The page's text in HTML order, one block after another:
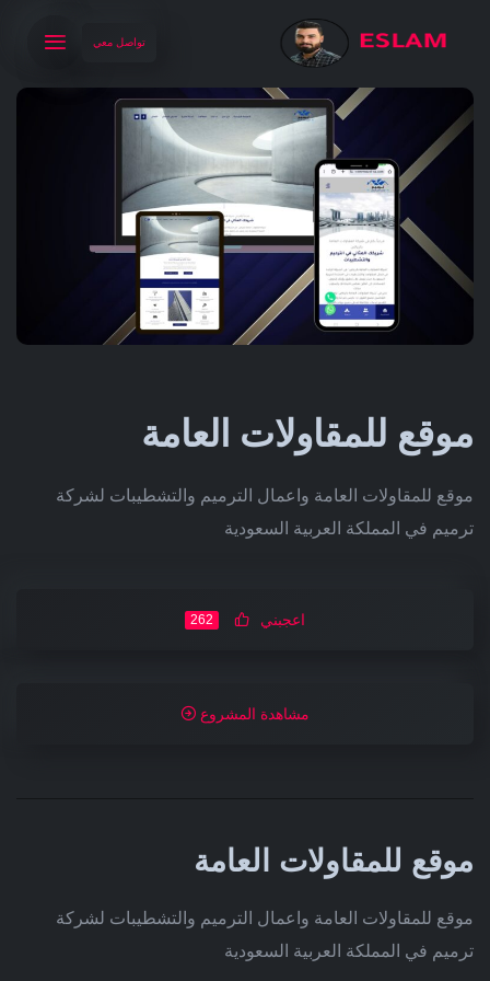
تواصل معي
موقع للمقاولات العامة
موقع للمقاولات العامة واعمال الترميم والتشطيبات لشركة
ترميم في المملكة العربية السعودية
اعجبني 262
مشاهدة المشروع
موقع للمقاولات العامة
موقع للمقاولات العامة واعمال الترميم والتشطيبات لشركة
ترميم في المملكة العربية السعودية